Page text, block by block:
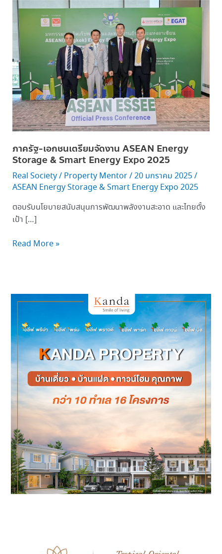
ภาครัฐ-เอกชนเตรียมจัดงาน ASEAN Energy
Storage & Smart Energy Expo 2025
Real Society/ Property Mentor/20 มกราคม 2025/
ASEAN Energy Storage & Smart Energy Expo 2025
ตอบรับนโยบายสนับสนุนการพัฒนาพลังงานสะอาด และไทยตั้ง
เป้า […]
ภาค
รัฐ-
เอกชน
เตรียม
จัด
งาน
ASEAN
Energy
Storage
&
Smart
Energy
Expo 2025
Read More »